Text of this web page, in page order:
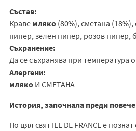
Състав:
Краве мляко (80%), сметана (18%),
пипер, зелен пипер, розов пипер,
Съхранение:
Да се съхранява при температура
Алергени:
мляко И СМЕТАНА
История, започнала преди
По цял свят ILE DE FRANCE е